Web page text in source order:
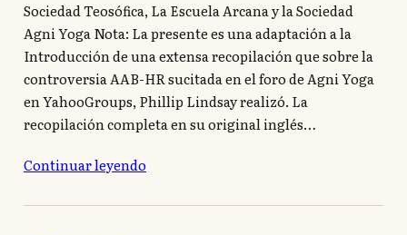
Sociedad Teosófica, La Escuela Arcana y la Sociedad
Agni Yoga Nota: La presente es una adaptación a la
Introducción de una extensa recopilación que sobre la
controversia AAB-HR sucitada en el foro de Agni Yoga
en YahooGroups, Phillip Lindsay realizó. La
recopilación completa en su original inglés…
Continuar leyendo